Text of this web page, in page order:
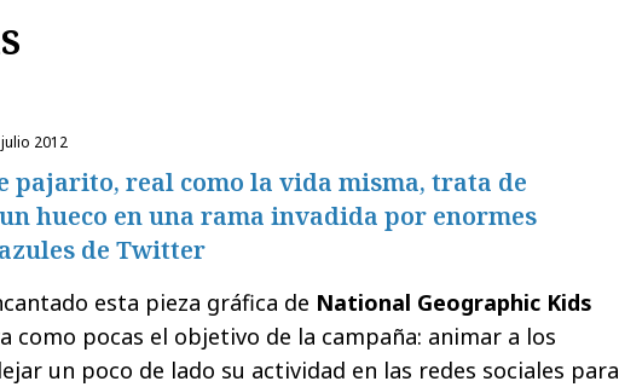
julio 2012
pajarito, real como la vida misma, trata de
hueco en una rama invadida por enormes
de Twitter
esta pieza gráfica de National Geographic Kids
como pocas el objetivo de la campaña: animar a los
un poco de lado su actividad en las redes sociales para